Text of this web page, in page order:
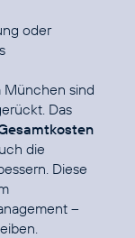
oder
München sind
Das
die
Diese
–